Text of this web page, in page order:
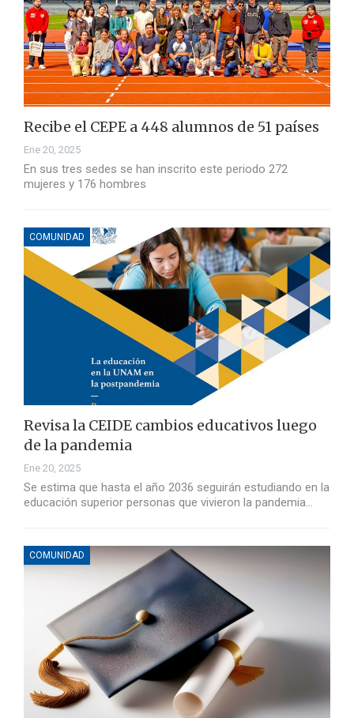
Recibe el CEPE a 448 alumnos de 51 países
Ene 20, 2025
En sus tres sedes se han inscrito este periodo 272
mujeres y 176 hombres
COMUNIDAD
Revisa la CEIDE cambios educativos luego
de la pandemia
Ene 20, 2025
Se estima que hasta el año 2036 seguirán estudiando en la
educación superior personas que vivieron la pandemia…
COMUNIDAD